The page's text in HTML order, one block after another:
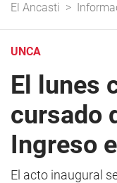
El Ancasti >
UNCA
El lunes
cursado
Ingreso
El acto inaugural